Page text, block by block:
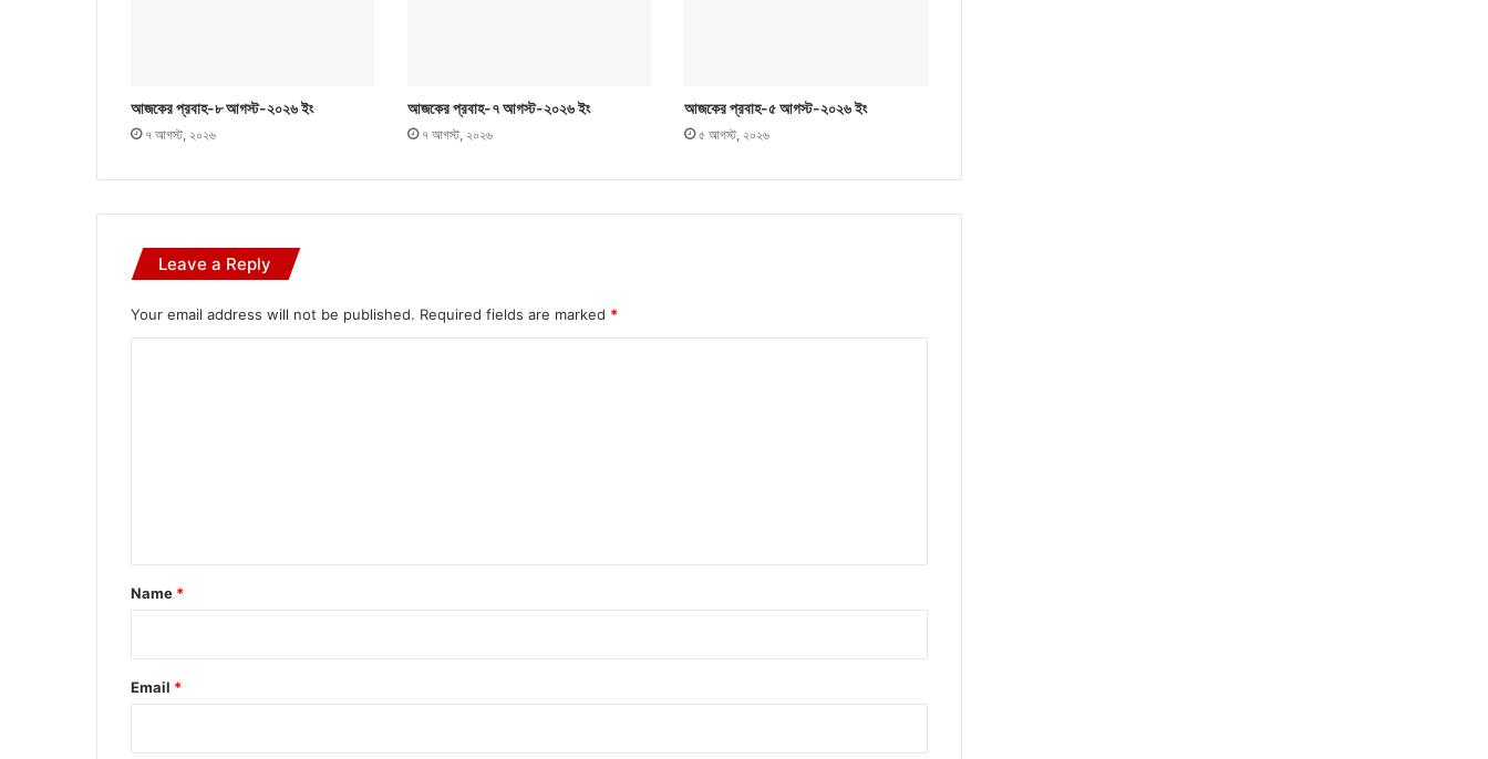
আজকের প্রবাহ-৮ আগস্ট-২০২৬ ইং
৭ আগস্ট, ২০২৬
আজকের প্রবাহ-৭ আগস্ট-২০২৬ ইং
৭ আগস্ট, ২০২৬
আজকের প্রবাহ-৫ আগস্ট-২০২৬ ইং
৫ আগস্ট, ২০২৬
Leave a Reply
Your email address will not be published. Required fields are marked *
*
Name *
Email *